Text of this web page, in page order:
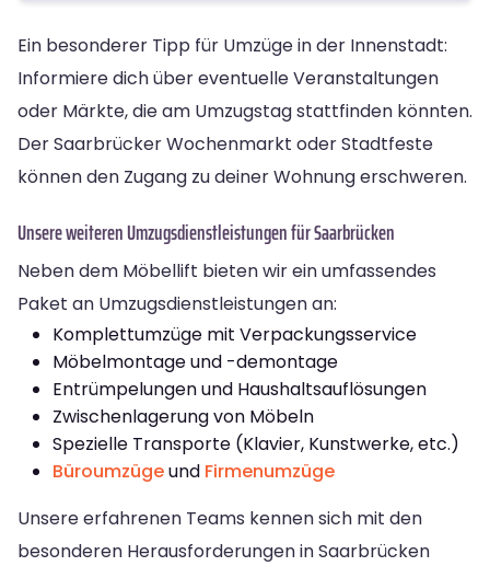
Ein besonderer Tipp für Umzüge in der Innenstadt:
Informiere dich über eventuelle Veranstaltungen
oder Märkte, die am Umzugstag stattfinden könnten.
Der Saarbrücker Wochenmarkt oder Stadtfeste
können den Zugang zu deiner Wohnung erschweren.
Unsere weiteren Umzugsdienstleistungen für Saarbrücken
Neben dem Möbellift bieten wir ein umfassendes
Paket an Umzugsdienstleistungen an:
Komplettumzüge mit Verpackungsservice
Möbelmontage und -demontage
Entrümpelungen und Haushaltsauflösungen
Zwischenlagerung von Möbeln
Spezielle Transporte (Klavier, Kunstwerke, etc.)
Büroumzügeund Firmenumzüge
Unsere erfahrenen Teams kennen sich mit den
besonderen Herausforderungen in Saarbrücken